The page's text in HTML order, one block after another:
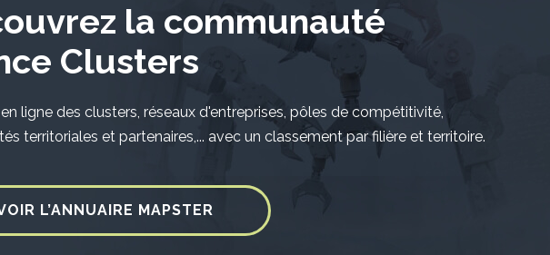
la communauté
Clusters
ligne des clusters, réseaux d'entreprises, pôles de compétitivité,
territoriales et partenaires,... avec un classement par filière et territoire.
L’ANNUAIRE MAPSTER